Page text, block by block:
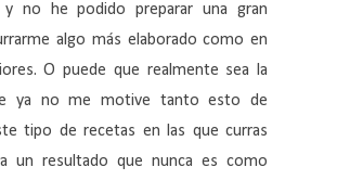
y no he podido preparar una gran
algo más elaborado como en
O puede que realmente sea la
ya no me motive tanto esto de
tipo de recetas en las que curras
un resultado que nunca es como